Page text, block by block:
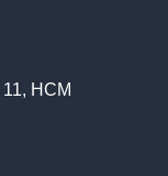
HCM